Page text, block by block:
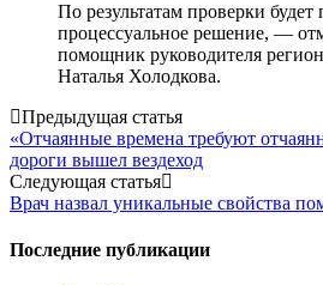
По результатам проверки будет
процессуальное решение, —
помощник руководителя
Наталья Холодкова.
Post
navigation
Предыдущая статья
«Отчаянные времена требуют
дороги вышел вездеход
Следующая статья
Врач назвал уникальные свойства
Последние публикации